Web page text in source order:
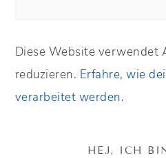
Diese Website verwendet
reduzieren. Erfahre, wie
verarbeitet werden.
HEJ, ICH